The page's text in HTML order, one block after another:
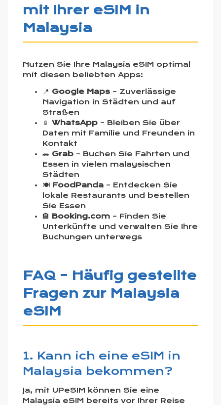
mit Ihrer eSIM in
Malaysia
Nutzen Sie Ihre Malaysia eSIM optimal
mit diesen beliebten Apps:
📍 Google Maps – Zuverlässige
Navigation in Städten und auf
Straßen
📱 WhatsApp – Bleiben Sie über
Daten mit Familie und Freunden in
Kontakt
🚗 Grab – Buchen Sie Fahrten und
Essen in vielen malaysischen
Städten
🍽️ FoodPanda – Entdecken Sie
lokale Restaurants und bestellen
Sie Essen
🏨 Booking.com – Finden Sie
Unterkünfte und verwalten Sie Ihre
Buchungen unterwegs
FAQ – Häufig gestellte
Fragen zur Malaysia
eSIM
1. Kann ich eine eSIM in
Malaysia bekommen?
Ja, mit UPeSIM können Sie eine
Malaysia eSIM bereits vor Ihrer Reise